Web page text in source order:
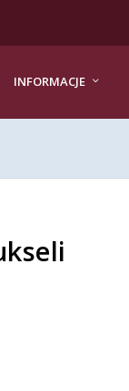
INFORMACJE